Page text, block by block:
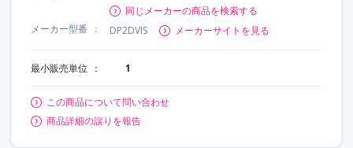
同じメーカーの商品を検索する
メーカー型番
DP2DVIS メーカーサイトを見る
最小販売単位 1
この商品について問い合わせ
商品詳細の誤りを報告